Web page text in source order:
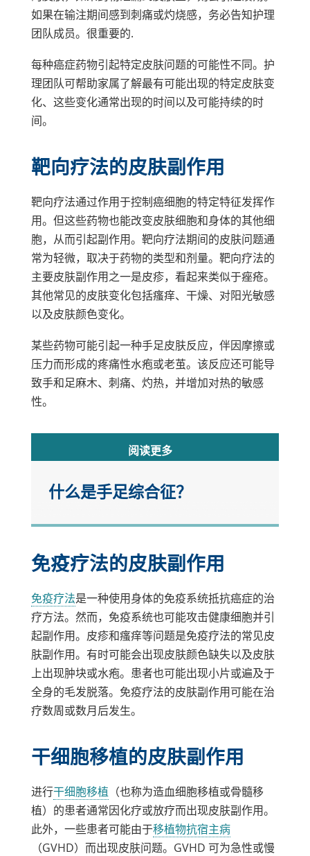
如果在输注期间感到刺痛或灼烧感，务必告知护理
团队成员。 很重要的.
每种癌症药物引起特定皮肤问题的可能性不同。护
理团队可帮助家属了解最有可能出现的特定皮肤变
化、这些变化通常出现的时间以及可能持续的时
间。
靶向疗法的皮肤副作用
靶向疗法通过作用于控制癌细胞的特定特征发挥作
用。但这些药物也能改变皮肤细胞和身体的其他细
胞，从而引起副作用。靶向疗法期间的皮肤问题通
常为轻微，取决于药物的类型和剂量。靶向疗法的
主要皮肤副作用之一是皮疹，看起来类似于痤疮。
其他常见的皮肤变化包括瘙痒、干燥、对阳光敏感
以及皮肤颜色变化。
某些药物可能引起一种手足皮肤反应，伴因摩擦或
压力而形成的疼痛性水疱或老茧。该反应还可能导
致手和足麻木、刺痛、灼热，并增加对热的敏感
性。
阅读更多
什么是手足综合征？
手足综合征（HFS），也称为掌跖红感觉异
手掌和脚底的皮肤反应。也可能影响身体其
症状包括刺痛、麻木、发红、肿胀、脱皮、
疼痛和起水疱。病症可能为轻微或重度。当
手足综合征为重度时，可能非常痛苦，难以
行走或握住物体。
某些化疗和靶向药物的手足综合征风险较
博来霉素
阿糖胞苷
多柔比星
氟尿嘧啶
免疫疗法的皮肤副作用
免疫疗法是一种使用身体的免疫系统抵抗癌症的治
疗方法。然而，免疫系统也可能攻击健康细胞并引
起副作用。皮疹和瘙痒等问题是免疫疗法的常见皮
肤副作用。有时可能会出现皮肤颜色缺失以及皮肤
上出现肿块或水疱。患者也可能出现小片或遍及于
全身的毛发脱落。免疫疗法的皮肤副作用可能在治
疗数周或数月后发生。
干细胞移植的皮肤副作用
进行干细胞移植 （也称为造血细胞移植或骨髓移
植）的患者通常因化疗或放疗而出现皮肤副作用。
此外，一些患者可能由于移植物抗宿主病
（GVHD）而出现皮肤问题。GVHD 可为急性或慢